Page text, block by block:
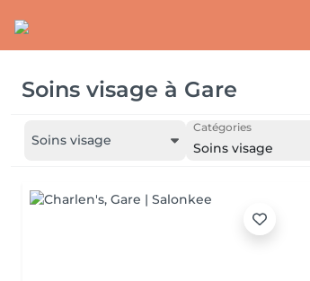
Soins visage à Gare
Soins visage
Catégories
Soins visage